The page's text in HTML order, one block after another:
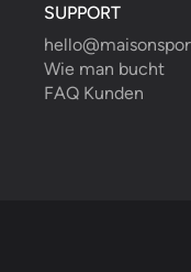
SUPPORT
Wie man bucht
FAQ Kunden